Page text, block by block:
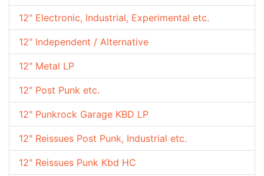
12" Electronic, Industrial, Experimental etc.
12" Independent / Alternative
12" Metal LP
12" Post Punk etc.
12" Punkrock Garage KBD LP
12" Reissues Post Punk, Industrial etc.
12" Reissues Punk Kbd HC